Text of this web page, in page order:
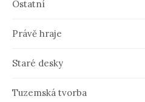
Ostatní
Právě hraje
Staré desky
Tuzemská tvorba